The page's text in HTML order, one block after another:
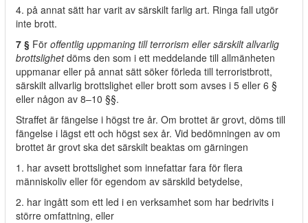
4. på annat sätt har varit av särskilt farlig art. Ringa fall utgör
inte brott.
7 § För offentlig uppmaning till terrorism eller särskilt allvarlig
brottslighetdöms den som i ett meddelande till allmänheten
uppmanar eller på annat sätt söker förleda till terroristbrott,
särskilt allvarlig brottslighet eller brott som avses i 5 eller 6 §
eller någon av 8–10 §§.
Straffet är fängelse i högst tre år. Om brottet är grovt, döms till
fängelse i lägst ett och högst sex år. Vid bedömningen av om
brottet är grovt ska det särskilt beaktas om gärningen
1. har avsett brottslighet som innefattar fara för flera
människoliv eller för egendom av särskild betydelse,
2. har ingått som ett led i en verksamhet som har bedrivits i
större omfattning, eller